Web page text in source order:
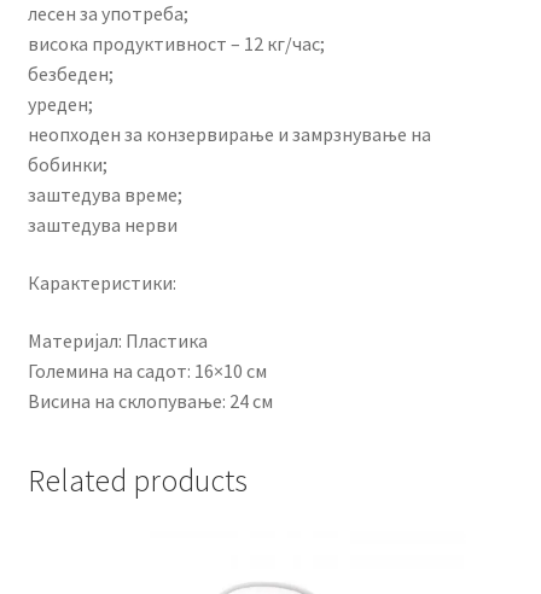
лесен за употреба;
висока продуктивност – 12 кг/час;
безбеден;
уреден;
неопходен за конзервирање и замрзнување на
бобинки;
заштедува време;
заштедува нерви
Карактеристики:
Материјал: Пластика
Големина на садот: 16×10 см
Висина на склопување: 24 см
Related products